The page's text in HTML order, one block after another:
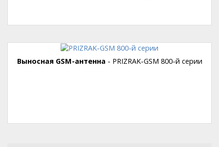
Выносная GSM-антенна - PRIZRAK-GSM 800-й серии